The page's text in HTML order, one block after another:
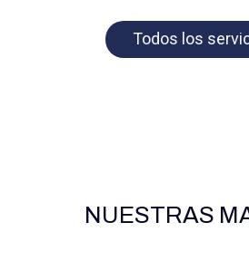
Todos los
NUESTRAS